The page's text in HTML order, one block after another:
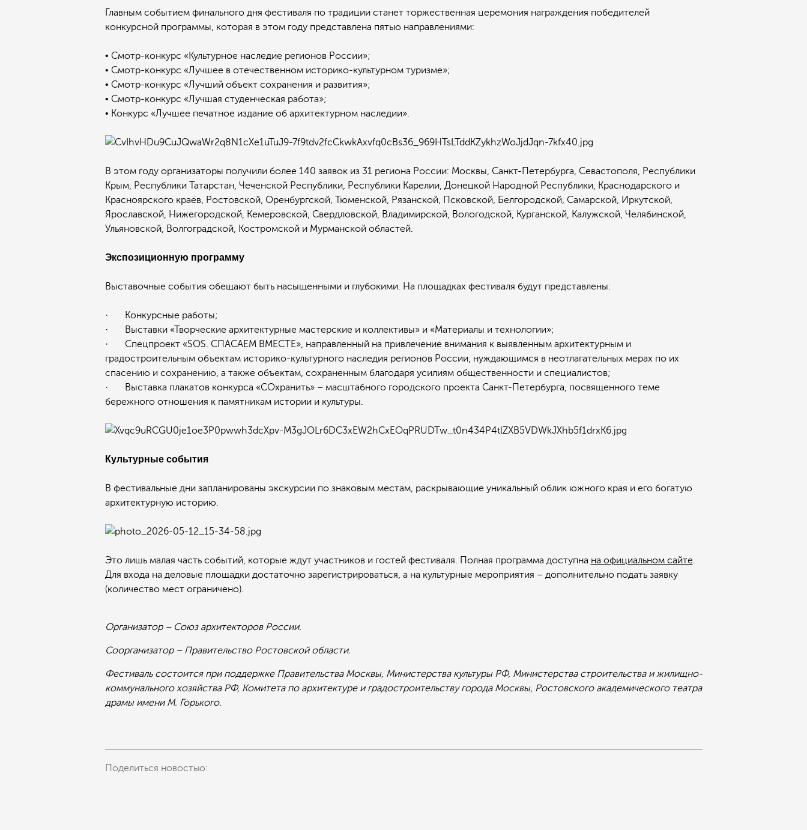
Главным событием финального дня фестиваля по традиции станет торжественная церемония награждения победителей
конкурсной программы, которая в этом году представлена пятью направлениями:
• Смотр-конкурс «Культурное наследие регионов России»;
• Смотр-конкурс «Лучшее в отечественном историко-культурном туризме»;
• Смотр-конкурс «Лучший объект сохранения и развития»;
• Смотр-конкурс «Лучшая студенческая работа»;
• Конкурс «Лучшее печатное издание об архитектурном наследии».
В этом году организаторы получили более 140 заявок из 31 региона России: Москвы, Санкт-Петербурга, Севастополя, Республики
Крым, Республики Татарстан, Чеченской Республики, Республики Карелии, Донецкой Народной Республики, Краснодарского и
Красноярского краёв, Ростовской, Оренбургской, Тюменской, Рязанской, Псковской, Белгородской, Самарской, Иркутской,
Ярославской, Нижегородской, Кемеровской, Свердловской, Владимирской, Вологодской, Курганской, Калужской, Челябинской,
Ульяновской, Волгоградской, Костромской и Мурманской областей.
Экспозиционную программу
Выставочные события обещают быть насыщенными и глубокими. На площадках фестиваля будут представлены:
· Конкурсные работы;
· Выставки «Творческие архитектурные мастерские и коллективы» и «Материалы и технологии»;
· Спецпроект «SOS. СПАСАЕМ ВМЕСТЕ», направленный на привлечение внимания к выявленным архитектурным и
градостроительным объектам историко-культурного наследия регионов России, нуждающимся в неотлагательных мерах по их
спасению и сохранению, а также объектам, сохраненным благодаря усилиям общественности и специалистов;
· Выставка плакатов конкурса «СОхранить» – масштабного городского проекта Санкт-Петербурга, посвященного теме
бережного отношения к памятникам истории и культуры.
Культурные события
В фестивальные дни запланированы экскурсии по знаковым местам, раскрывающие уникальный облик южного края и его богатую
архитектурную историю.
Это лишь малая часть событий, которые ждут участников и гостей фестиваля. Полная программа доступна на официальном сайте.
Для входа на деловые площадки достаточно зарегистрироваться, а на культурные мероприятия – дополнительно подать заявку
(количество мест ограничено).
Организатор – Союз архитекторов России.
Соорганизатор – Правительство Ростовской области.
Фестиваль состоится при поддержке Правительства Москвы, Министерства культуры РФ, Министерства строительства и жилищно-
коммунального хозяйства РФ, Комитета по архитектуре и градостроительству города Москвы, Ростовского академического театра
драмы имени М. Горького.
Поделиться новостью: